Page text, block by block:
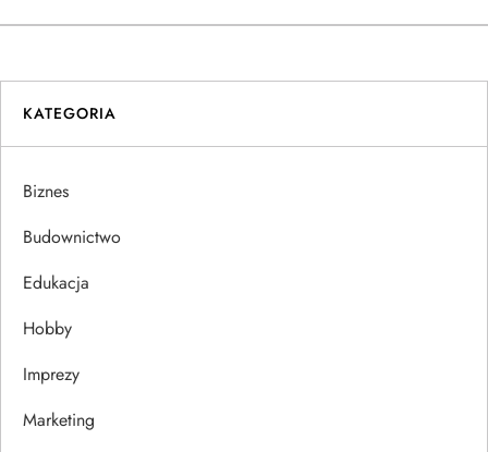
g
a
c
a
w
p
KATEGORIA
Biznes
Budownictwo
Edukacja
Hobby
Imprezy
Marketing